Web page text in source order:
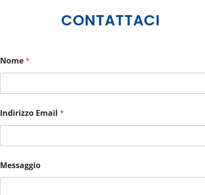
CONTATTACI
Nome*
Indirizzo Email*
Messaggio